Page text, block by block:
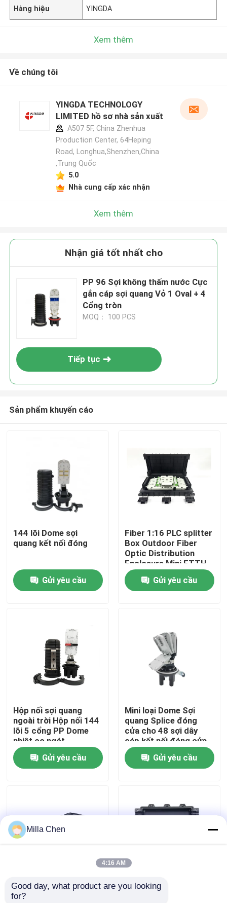
Các sản phẩm
Về chúng tôi
Tham quan nhà máy
Kiểm soát chất lượng
Liên hệ chúng tôi
Các trường hợp
Hộp kết nối cáp quang
Hàng hiệu YINGDA
Xem thêm
Về chúng tôi
YINGDA TECHNOLOGY
LIMITED hồ sơ nhà sản xuất
A507 5F, China Zhenhua
Production Center, 64Heping
Road, Longhua,Shenzhen,China
,Trung Quốc
5.0
Nhà cung cấp xác nhận
Xem thêm
Nhận giá tốt nhất cho
PP 96 Sợi không thấm nước Cực
gắn cáp sợi quang Vỏ 1 Oval + 4
Cổng tròn
MOQ： 100 PCS
Tiếp tục
Sản phẩm khuyến cáo
144 lõi Dome sợi
quang kết nối đóng
Gửi yêu cầu
Fiber 1:16 PLC splitter
Box Outdoor Fiber
Optic Distribution
Enclosure Mini FTTH
Termination Box cajas
nap box IP65Gửi yêu cầu
Hộp nối sợi quang
ngoài trời Hộp nối 144
lõi 5 cổng PP Dome
nhiệt co ngót
Gửi yêu cầu
Mini loại Dome Sợi
quang Splice đóng
cửa cho 48 sợi dây
cáp kết nối đóng cửa
Gửi yêu cầu
96Cores 3In 3Out
Đóng cửa nối sợi
GJS-09 Hộp kết thúc
Milla Chen
4:16 AM
Good day, what product are you looking
for?